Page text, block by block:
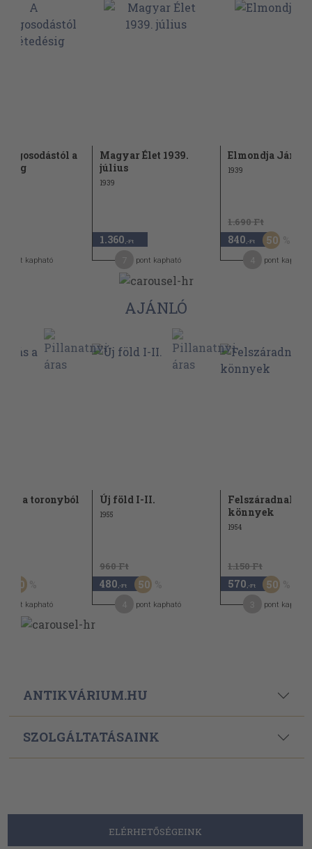
a
pont kapható
Magyar Élet 1939.
július
1939
1.360 ,-Ft
pont kapható
Elmondja János
1939
1.690 Ft
840 ,-Ft 50
pont kapható
AJÁNLÓ
a toronyból
30
pont kapható
Új föld I-II.
1955
960 Ft
480 ,-Ft 50
pont kapható
Felszáradnak a
könnyek
1954
1.150 Ft
570 ,-Ft 50
pont kapható
ANTIKVÁRIUM.HU
SZOLGÁLTATÁSAINK
ELÉRHETŐSÉGEINK